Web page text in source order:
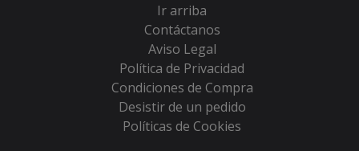
Ir arriba
Contáctanos
Aviso Legal
Política de Privacidad
Condiciones de Compra
Desistir de un pedido
Políticas de Cookies